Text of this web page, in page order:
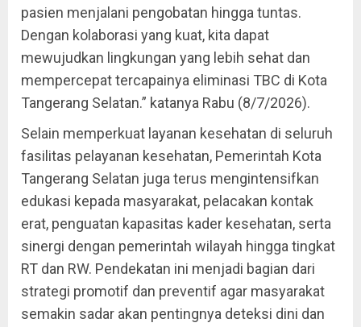
pasien menjalani pengobatan hingga tuntas.
Dengan kolaborasi yang kuat, kita dapat
mewujudkan lingkungan yang lebih sehat dan
mempercepat tercapainya eliminasi TBC di Kota
Tangerang Selatan.” katanya Rabu (8/7/2026).
Selain memperkuat layanan kesehatan di seluruh
fasilitas pelayanan kesehatan, Pemerintah Kota
Tangerang Selatan juga terus mengintensifkan
edukasi kepada masyarakat, pelacakan kontak
erat, penguatan kapasitas kader kesehatan, serta
sinergi dengan pemerintah wilayah hingga tingkat
RT dan RW. Pendekatan ini menjadi bagian dari
strategi promotif dan preventif agar masyarakat
semakin sadar akan pentingnya deteksi dini dan